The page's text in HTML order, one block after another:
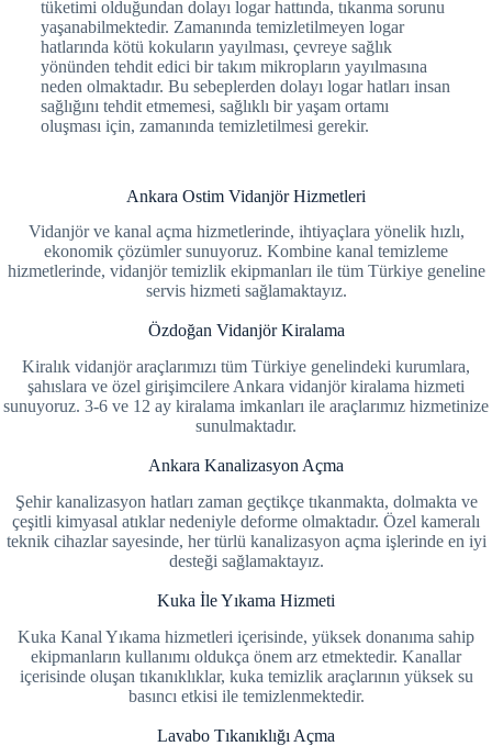
tüketimi olduğundan dolayı logar hattında, tıkanma sorunu
yaşanabilmektedir. Zamanında temizletilmeyen logar
hatlarında kötü kokuların yayılması, çevreye sağlık
yönünden tehdit edici bir takım mikropların yayılmasına
neden olmaktadır. Bu sebeplerden dolayı logar hatları insan
sağlığını tehdit etmemesi, sağlıklı bir yaşam ortamı
oluşması için, zamanında temizletilmesi gerekir.
Ankara Ostim Vidanjör Hizmetleri
Vidanjör ve kanal açma hizmetlerinde, ihtiyaçlara yönelik hızlı,
ekonomik çözümler sunuyoruz. Kombine kanal temizleme
hizmetlerinde, vidanjör temizlik ekipmanları ile tüm Türkiye geneline
servis hizmeti sağlamaktayız.
Özdoğan Vidanjör Kiralama
Kiralık vidanjör araçlarımızı tüm Türkiye genelindeki kurumlara,
şahıslara ve özel girişimcilere Ankara vidanjör kiralama hizmeti
sunuyoruz. 3-6 ve 12 ay kiralama imkanları ile araçlarımız hizmetinize
sunulmaktadır.
Ankara Kanalizasyon Açma
Şehir kanalizasyon hatları zaman geçtikçe tıkanmakta, dolmakta ve
çeşitli kimyasal atıklar nedeniyle deforme olmaktadır. Özel kameralı
teknik cihazlar sayesinde, her türlü kanalizasyon açma işlerinde en iyi
desteği sağlamaktayız.
Kuka İle Yıkama Hizmeti
Kuka Kanal Yıkama hizmetleri içerisinde, yüksek donanıma sahip
ekipmanların kullanımı oldukça önem arz etmektedir. Kanallar
içerisinde oluşan tıkanıklıklar, kuka temizlik araçlarının yüksek su
basıncı etkisi ile temizlenmektedir.
Lavabo Tıkanıklığı Açma